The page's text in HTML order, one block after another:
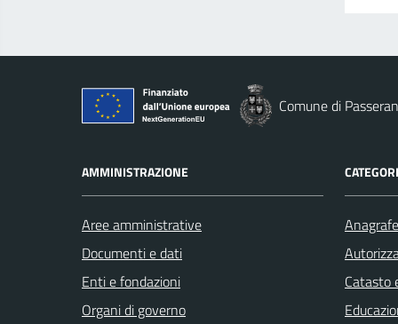
Comune di
AMMINISTRAZIONE
Aree amministrative
Documenti e dati
Enti e fondazioni
Organi di governo
Catasto